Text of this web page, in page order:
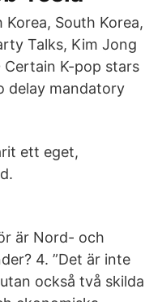
Korea, South Korea,
Talks, Kim Jong
K-pop stars
delay mandatory
ett eget,
är Nord- och
4. ”Det är inte
också två skilda